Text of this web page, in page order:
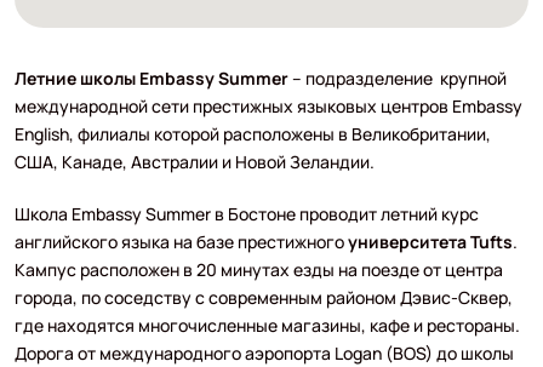
Летние школы Embassy Summer– подразделение крупной
международной сети престижных языковых центров Embassy
English, филиалы которой расположены в Великобритании,
США, Канаде, Австралии и Новой Зеландии.
Школа Embassy Summer в Бостоне проводит летний курс
английского языка на базе престижногоуниверситета Tufts.
Кампус расположен в 20 минутах езды на поезде от центра
города, по соседству с современным районом Дэвис-Сквер,
где находятся многочисленные магазины, кафе и рестораны.
Дорога от международного аэропорта Logan (BOS) до школы